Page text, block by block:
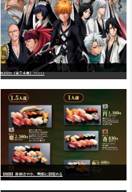
BLEACH（全７４巻）?!!!!!
【朗報】美樹さやか、愛国に目覚める